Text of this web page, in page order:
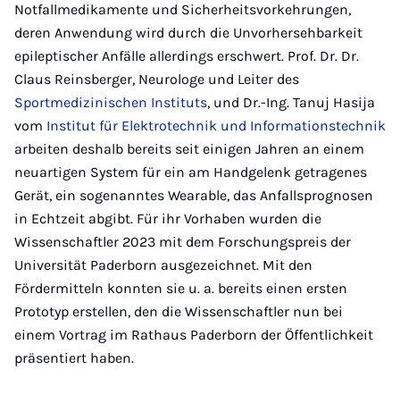
Notfallmedikamente und Sicherheitsvorkehrungen,
deren Anwendung wird durch die Unvorhersehbarkeit
epileptischer Anfälle allerdings erschwert. Prof. Dr. Dr.
Claus Reinsberger, Neurologe und Leiter des
Sportmedizinischen Instituts, und Dr.-Ing. Tanuj Hasija
vom Institut für Elektrotechnik und Informationstechnik
arbeiten deshalb bereits seit einigen Jahren an einem
neuartigen System für ein am Handgelenk getragenes
Gerät, ein sogenanntes Wearable, das Anfallsprognosen
in Echtzeit abgibt. Für ihr Vorhaben wurden die
Wissenschaftler 2023 mit dem Forschungspreis der
Universität Paderborn ausgezeichnet. Mit den
Fördermitteln konnten sie u. a. bereits einen ersten
Prototyp erstellen, den die Wissenschaftler nun bei
einem Vortrag im Rathaus Paderborn der Öffentlichkeit
präsentiert haben.